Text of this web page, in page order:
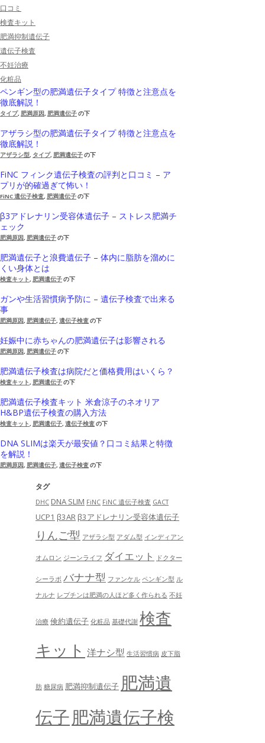
口コミ
検査キット
肥満抑制遺伝子
遺伝子検査
不妊治療
化粧品
ペンギン型の肥満遺伝子タイプ 特徴と注意点を
徹底解説！
タイプ, 肥満原因, 肥満遺伝子の下
アザラシ型の肥満遺伝子タイプ 特徴と注意点を
徹底解説！
アザラシ型, タイプ, 肥満遺伝子の下
FiNC フィンク遺伝子検査の評判と口コミ – ア
プリが的確過ぎて怖い！
FiNC 遺伝子検査, 肥満遺伝子の下
β3アドレナリン受容体遺伝子 – ストレス肥満チ
ェック
肥満原因, 肥満遺伝子の下
肥満遺伝子と浪費遺伝子 – 体内に脂肪を溜めに
くい身体とは
検査キット, 肥満遺伝子の下
ガンや生活習慣病予防に – 遺伝子検査で出来る
事
肥満原因, 肥満遺伝子, 遺伝子検査の下
妊娠中に赤ちゃんの肥満遺伝子は影響される
肥満原因, 肥満遺伝子の下
肥満遺伝子検査は病院だと価格費用はいくら？
検査キット, 肥満遺伝子の下
肥満遺伝子検査キット 米倉涼子のネオリア
H&BP遺伝子検査の購入方法
検査キット, 肥満遺伝子, 遺伝子検査の下
DNA SLIMは楽天が最安値？口コミ結果と特徴
を解説！
肥満原因, 肥満遺伝子, 遺伝子検査の下
タグ
DHC DNA SLIM FiNC FiNC 遺伝子検査 GACT
UCP1 β3AR β3アドレナリン受容体遺伝子
りんご型 アザラシ型 アダム型 インディアン
オムロン ジーンライフ ダイエット ドクター
シーラボ バナナ型 ファンケル ペンギン型 ル
ナルナ レプチンは肥満の人ほど多く作られる 不妊
治療 倹約遺伝子 化粧品 基礎代謝 検査
キット 洋ナシ型 生活習慣病 皮下脂
肪 糖尿病 肥満抑制遺伝子 肥満遺
伝子肥満遺伝子検